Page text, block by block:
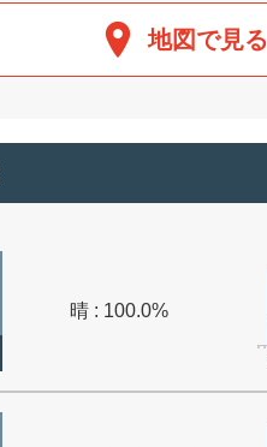
地図で見る
晴 : 100.0%